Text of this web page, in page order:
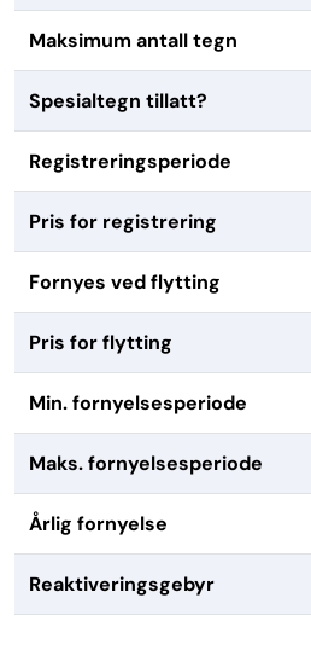
Maksimum antall tegn
Spesialtegn tillatt?
Registreringsperiode
Pris for registrering
Fornyes ved flytting
Pris for flytting
Min. fornyelsesperiode
Maks. fornyelsesperiode
Årlig fornyelse
Reaktiveringsgebyr